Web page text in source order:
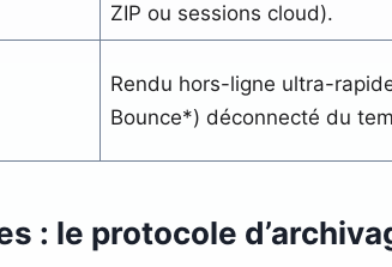
ZIP ou sessions cloud).
Rendu hors-ligne ultra-
Bounce*) déconnecté du
: le protocole